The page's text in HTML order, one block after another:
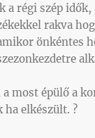
a régi szép
rakva
önkéntes
most épülő a
ha elkészült. ?